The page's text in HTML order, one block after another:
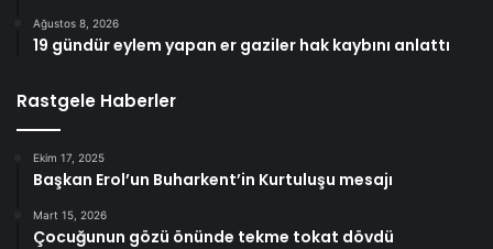
Ağustos 8, 2026
19 gündür eylem yapan er gaziler hak kaybını anlattı
Rastgele Haberler
Ekim 17, 2025
Başkan Erol’un Buharkent’in Kurtuluşu mesajı
Mart 15, 2026
Çocuğunun gözü önünde tekme tokat dövdü